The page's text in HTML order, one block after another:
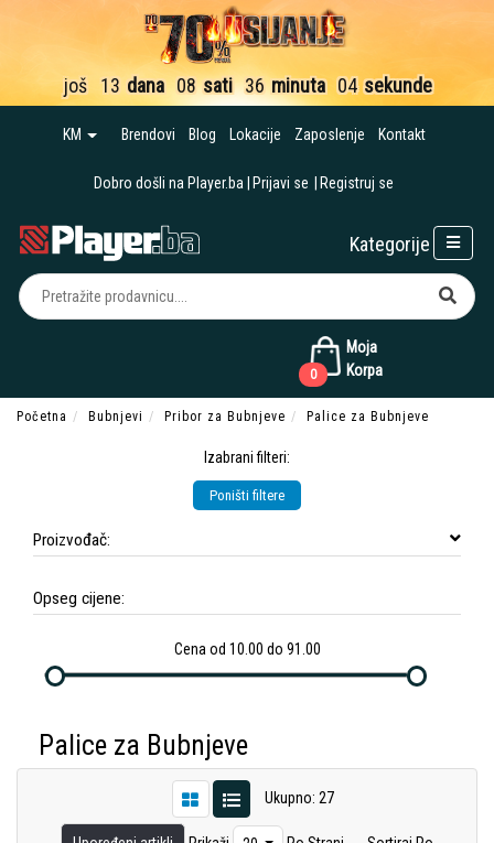
još 13 dana 08 sati 36 minuta 03 sekunde
KM Brendovi Blog Lokacije Zaposlenje Kontakt
Dobro došli na Player.ba Prijavi se Registruj se
Moja
Korpa
0
Kategorije
Početna Bubnjevi Pribor za Bubnjeve Palice za Bubnjeve
Izabrani filteri:
Poništi filtere
Proizvođač:
Opseg cijene:
Cena od 10.00 do 91.00
Palice za Bubnjeve
Ukupno: 27